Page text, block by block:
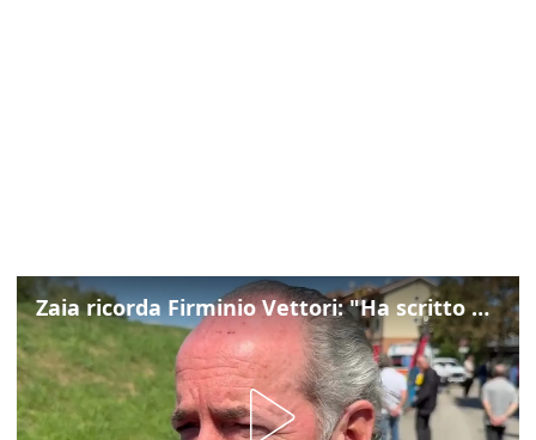
Zaia ricorda Firminio Vettori: "Ha scritto pagine di storia del nostro territorio"